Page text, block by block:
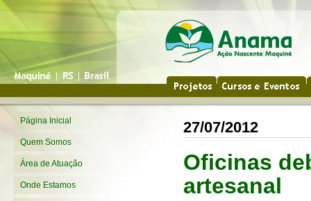
Página Inicial
Quem Somos
Área de Atuação
Onde Estamos
27/07/2012
Oficinas
artesanal